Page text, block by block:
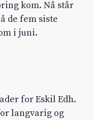
kom. Nå står
de fem siste
i juni.
for Eskil Edh.
langvarig og